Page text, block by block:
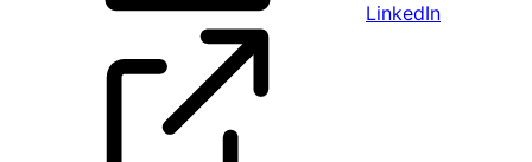
LinkedIn